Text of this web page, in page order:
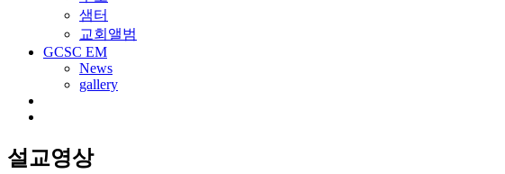
샘터
교회앨범
GCSC EM
News
gallery
설교영상